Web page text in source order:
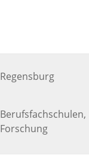
Regensburg
Forschung